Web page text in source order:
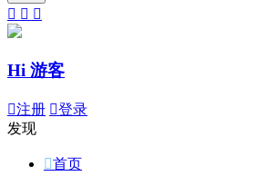
  
Hi 游客
注册 登录
发现
首页